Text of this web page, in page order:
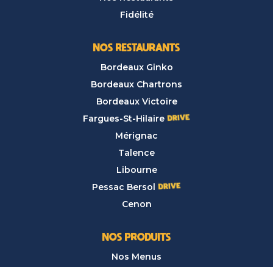
Fidélité
NOS RESTAURANTS
Bordeaux Ginko
Bordeaux Chartrons
Bordeaux Victoire
Fargues-St-Hilaire
Mérignac
Talence
Libourne
Pessac Bersol
Cenon
NOS PRODUITS
Nos Menus